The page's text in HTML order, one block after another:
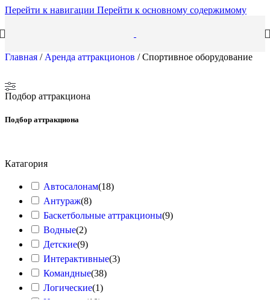
Перейти к навигации Перейти к основному содержимому
Главная / Аренда аттракционов / Спортивное оборудование
Подбор аттракциона
Подбор аттракциона
Катагория
Автосалонам(18)
Антураж(8)
Баскетбольные аттракционы(9)
Водные(2)
Детские(9)
Интерактивные(3)
Командные(38)
Логические(1)